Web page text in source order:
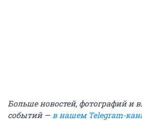
Больше новостей, фотографий и
событий —в нашем Telegram-